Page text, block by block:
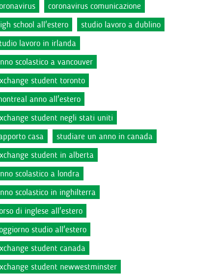
coronavirus comunicazione
school all'estero
studio lavoro a dublino
lavoro in irlanda
scolastico a vancouver
student toronto
anno all'estero
student negli stati uniti
casa
studiare un anno in canada
student in alberta
scolastico a londra
scolastico in inghilterra
di inglese all'estero
studio all'estero
student canada
student newwestminster